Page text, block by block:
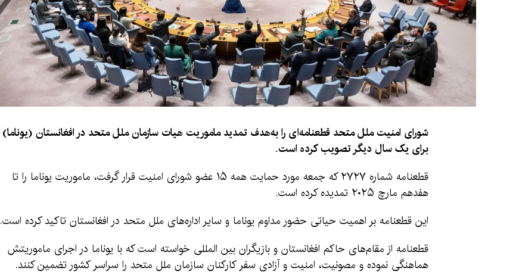
شورای امنیت ملل متحد قطعنامه‌ای را به‌هدف تمدید ماموریت هیات سازمان ملل متحد در افغانستان (یوناما)
برای یک سال دیگر تصویب کرده است.
قطعنامه شماره ۲۷۲۷ که جمعه مورد حمایت همه ۱۵ عضو شورای امنیت قرار گرفت، ماموریت یوناما را تا
هفدهم مارچ ۲۰۲۵ تمدیده کرده است.
این قطعنامه بر اهمیت حیاتی حضور مداوم یوناما و سایر اداره‌های ملل متحد در افغانستان تاکید کرده است.
قطعنامه از مقام‌های حاکم افغانستان و بازیگران بین المللی خواسته است که با یوناما در اجرای ماموریتش
هماهنگی نموده و مصونیت، امنیت و آزادی سفر کارکنان سازمان ملل متحد را سراسر کشور تضمین کنند.